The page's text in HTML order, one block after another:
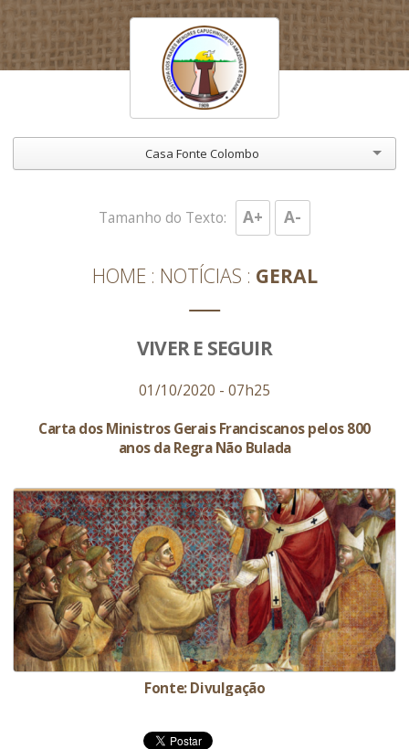
Casa Fonte Colombo
HOME NOTÍCIAS GERAL
Tamanho do Texto: A+ A-
VIVER E SEGUIR
01/10/2020 - 07h25
Carta dos Ministros Gerais Franciscanos pelos 800
anos da Regra Não Bulada
Fonte: Divulgação